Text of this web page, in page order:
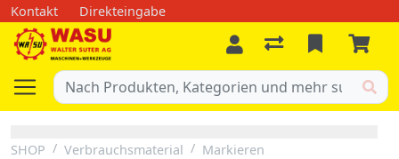
Kontakt Direkteingabe
SHOP Verbrauchsmaterial Markieren